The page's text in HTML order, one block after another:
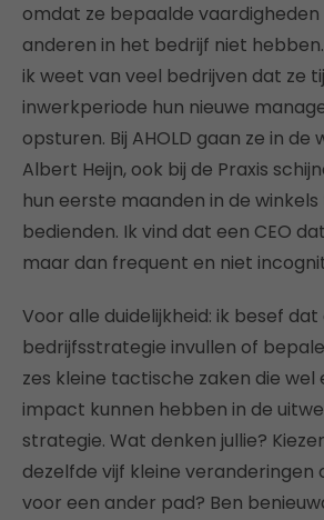
omdat ze bepaalde
anderen in het bedrijf niet
ik weet van veel bedrijven dat ze
inwerkperiode hun nieuwe
opsturen. Bij AHOLD gaan ze in de
Albert Heijn, ook bij de Praxis
hun eerste maanden in de
bedienden. Ik vind dat een CEO
maar dan frequent en niet
Voor alle duidelijkheid: ik besef
bedrijfsstrategie invullen of
zes kleine tactische zaken die wel
impact kunnen hebben in de
strategie. Wat denken jullie?
dezelfde vijf kleine veranderingen
voor een ander pad? Ben